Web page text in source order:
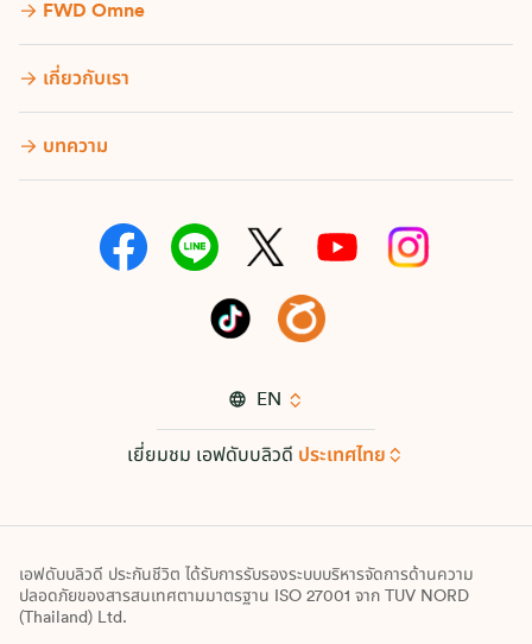
FWD Omne
เกี่ยวกับเรา
บทความ
EN
เยี่ยมชม เอฟดับบลิวดี ประเทศไทย
เอฟดับบลิวดี ประกันชีวิต ได้รับการรับรองระบบบริหารจัดการด้านความ
ปลอดภัยของสารสนเทศตามมาตรฐาน ISO 27001 จาก TUV NORD
(Thailand) Ltd.